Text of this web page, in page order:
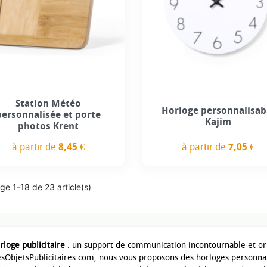
publicitaire: un support de communication incontournable et
nous vous proposons des horloges
Station Météo
et porte
photos Krent
à partir de8,45 €
Horloge
Kajim
à partir de7,05 €
1-18 de 23 article(s)